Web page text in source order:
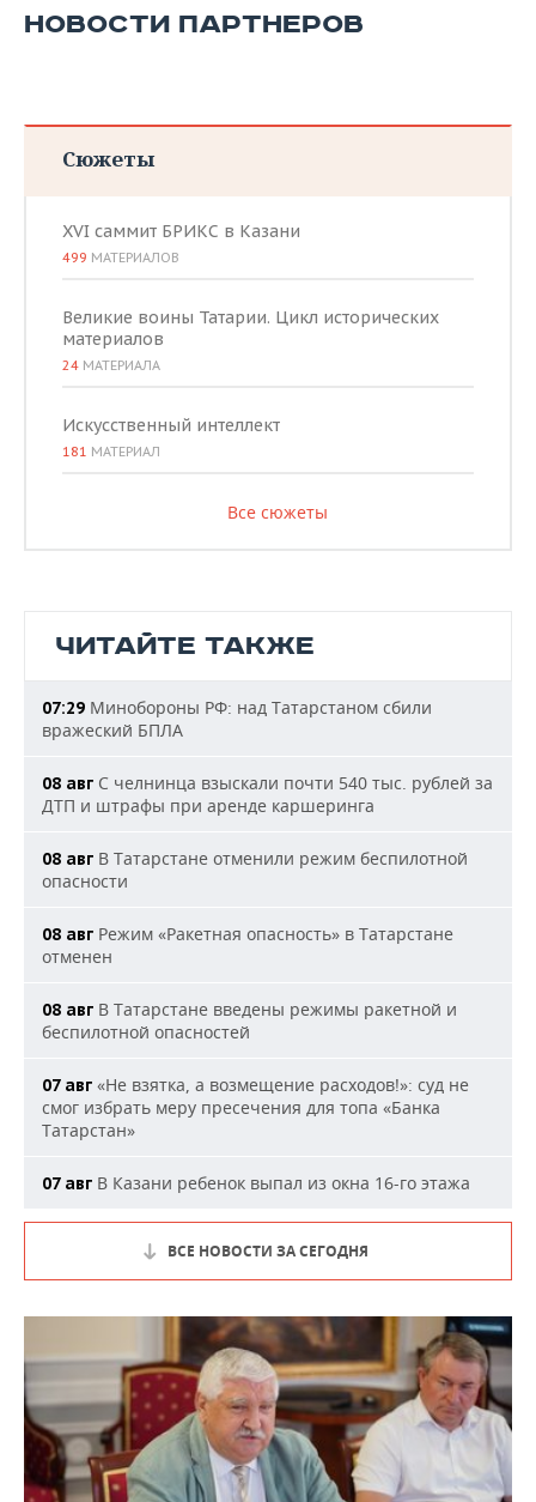
НОВОСТИ ПАРТНЕРОВ
Сюжеты
XVI саммит БРИКС в Казани
499 МАТЕРИАЛОВ
Великие воины Татарии. Цикл исторических
материалов
24 МАТЕРИАЛА
Искусственный интеллект
181 МАТЕРИАЛ
Все сюжеты
ЧИТАЙТЕ ТАКЖЕ
07:29 Минобороны РФ: над Татарстаном сбили
вражеский БПЛА
08 авг С челнинца взыскали почти 540 тыс. рублей за
ДТП и штрафы при аренде каршеринга
08 авг В Татарстане отменили режим беспилотной
опасности
08 авг Режим «Ракетная опасность» в Татарстане
отменен
08 авг В Татарстане введены режимы ракетной и
беспилотной опасностей
07 авг «Не взятка, а возмещение расходов!»: суд не
смог избрать меру пресечения для топа «Банка
Татарстан»
07 авг В Казани ребенок выпал из окна 16-го этажа
ВСЕ НОВОСТИ ЗА СЕГОДНЯ